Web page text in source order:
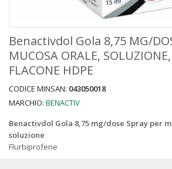
Benactivdol Gola 8,75 MG/
MUCOSA ORALE,
FLACONE HDPE
CODICE MINSAN: 043050018
MARCHIO: BENACTIV
Benactivdol Gola 8,75 mg/dose Spray per
soluzione
Flurbiprofene